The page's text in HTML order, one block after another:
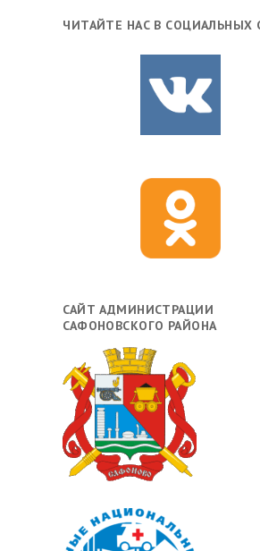
ЧИТАЙТЕ НАС В СОЦИАЛЬНЫХ
САЙТ АДМИНИСТРАЦИИ
САФОНОВСКОГО РАЙОНА